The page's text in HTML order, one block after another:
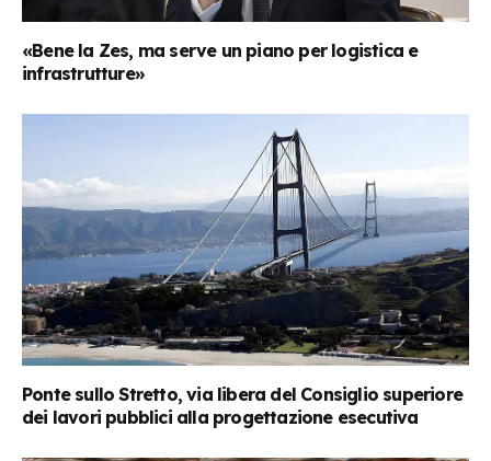
«Bene la Zes, ma serve un piano per logistica e
infrastrutture»
Ponte sullo Stretto, via libera del Consiglio superiore
dei lavori pubblici alla progettazione esecutiva